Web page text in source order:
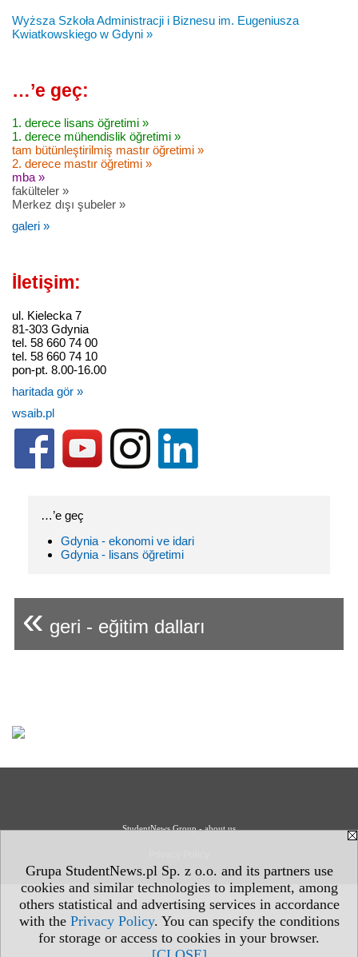
Grupa StudentNews.pl Sp. z o.o. and its partners use
cookies and similar technologies to implement, among
others statistical and advertising services in accordance
with the Privacy Policy. You can specify the conditions
for storage or access to cookies in your browser.
Wyższa Szkoła Administracji i Biznesu im. Eugeniusza
Kwiatkowskiego w Gdyni »
…’e geç:
1. derece lisans öğretimi »
1. derece mühendislik öğretimi »
tam bütünleştirilmiş mastır öğretimi »
2. derece mastır öğretimi »
mba »
fakülteler »
Merkez dışı şubeler »
galeri »
İletişim:
ul. Kielecka 7
81-303 Gdynia
tel. 58 660 74 00
tel. 58 660 74 10
pon-pt. 8.00-16.00
haritada gör »
wsaib.pl
…’e geç
Gdynia - ekonomi ve idari
Gdynia - lisans öğretimi
« geri - eğitim dalları
StudentNews Group - about us